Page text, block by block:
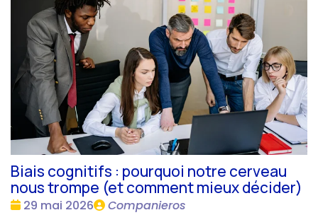
Biais cognitifs : pourquoi notre cerveau
nous trompe (et comment mieux décider)
Date
29 mai 2026
Publié
Companieros